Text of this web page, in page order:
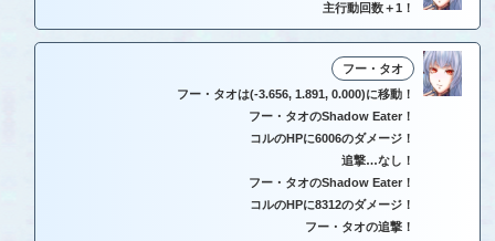
主行動回数＋1！
フー・タオ
フー・タオは(-3.656, 1.891, 0.000)に移動！
フー・タオのShadow Eater！
コルのHPに6006のダメージ！
追撃…なし！
フー・タオのShadow Eater！
コルのHPに8312のダメージ！
フー・タオの追撃！